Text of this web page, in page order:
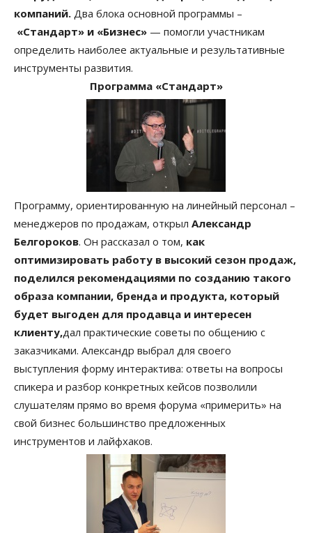
компаний. Два блока основной программы –
«Стандарт» и «Бизнес» — помогли участникам
определить наиболее актуальные и результативные
инструменты развития.
Программа «Стандарт»
Программу, ориентированную на линейный персонал –
менеджеров по продажам, открыл Александр
Белгороков. Он рассказал о том, как
оптимизировать работу в высокий сезон продаж,
поделился рекомендациями по созданию такого
образа компании, бренда и продукта, который
будет выгоден для продавца и интересен
клиенту,дал практические советы по общению с
заказчиками. Александр выбрал для своего
выступления форму интерактива: ответы на вопросы
спикера и разбор конкретных кейсов позволили
слушателям прямо во время форума «примерить» на
свой бизнес большинство предложенных
инструментов и лайфхаков.